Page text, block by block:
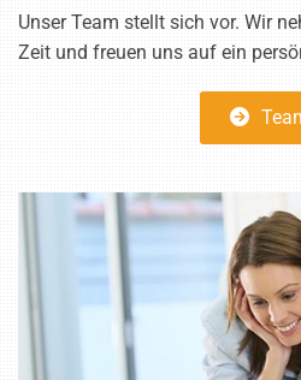
Unser Team stellt sich vor. Wir
Zeit und freuen uns auf ein